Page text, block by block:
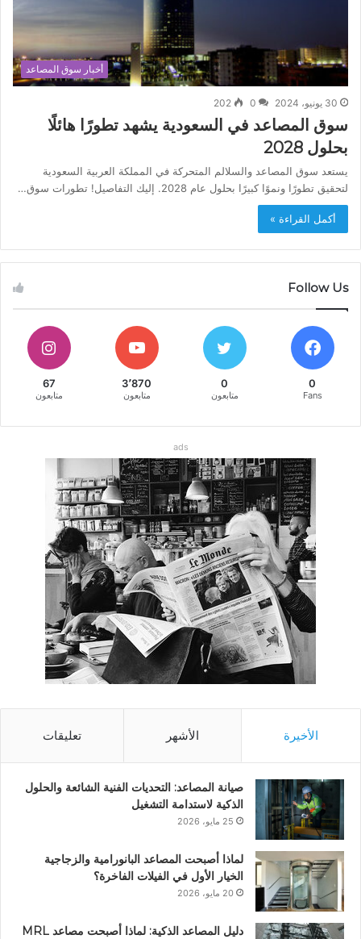
أخبار سوق المصاعد
30 يونيو، 2024 0
202
سوق المصاعد في السعودية يشهد تطورًا هائلًا
بحلول 2028
يستعد سوق المصاعد والسلالم المتحركة في المملكة العربية السعودية
لتحقيق تطورًا ونموًا كبيرًا بحلول عام 2028. إليك التفاصيل! تطورات سوق…
أكمل القراءة »
Follow Us
0
Fans
0
متابعون
3٬870
متابعون
67
متابعون
ads
الأخيرة الأشهر تعليقات
صيانة المصاعد: التحديات الفنية الشائعة والحلول
الذكية لاستدامة التشغيل
25 مايو، 2026
لماذا أصبحت المصاعد البانورامية والزجاجية
الخيار الأول في الفيلات الفاخرة؟
20 مايو، 2026
دليل المصاعد الذكية: لماذا أصبحت مصاعد MRL